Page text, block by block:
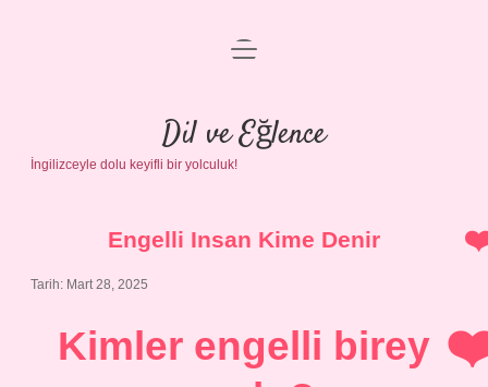
Anasayfa
Gizlilik Politikası
Yasal Uyarı
menüyü
Dil ve Eğlence
İngilizceyle dolu keyifli bir yolculuk!
Engelli Insan Kime Denir
Tarih: Mart 28, 2025
Kimler engelli birey